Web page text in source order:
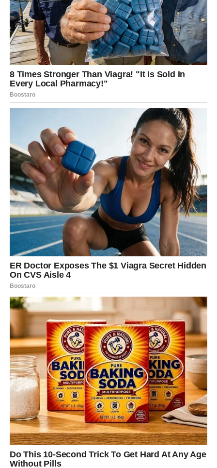
odnos.
Porodica vam daje snagu
Jedan član porodice mogao bi vam dati savjet koji će vam
pomoći da lakše donesete važnu odluku.
Osjetićete koliko vam znači podrška ljudi koji vas vole i
koji vas uvijek podstiču da nastavite dalje bez obzira na
Veče provedeno sa najbližima donijeće vam osjećaj mira i
sigurnosti.
Obratite pažnju na znak koji vam
život šalje
Sutra ćete sasvim slučajno čuti riječi ili dobiti informaciju
koja će vas navesti da promijenite pogled na jednu važnu
situaciju.
Nemojte zanemariti taj trenutak. Zvijezde pokazuju da će
upravo kroz male znakove doći odgovor koji već dugo
čekate.
Vaša intuicija biće snažna i pomoći će vam da donesete
odluku koja će se pokazati veoma korisnom.